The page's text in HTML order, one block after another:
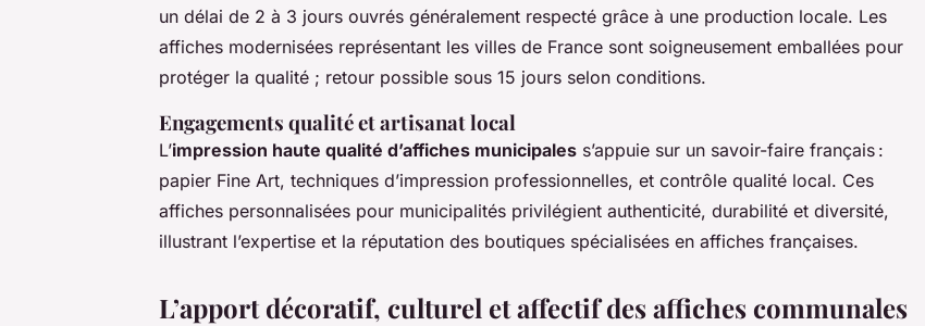
un délai de 2 à 3 jours ouvrés généralement respecté grâce à une production locale. Les
affiches modernisées représentant les villes de France sont soigneusement emballées pour
protéger la qualité ; retour possible sous 15 jours selon conditions.
Engagements qualité et artisanat local
L’impression haute qualité d’affiches municipales s’appuie sur un savoir-faire français :
papier Fine Art, techniques d’impression professionnelles, et contrôle qualité local. Ces
affiches personnalisées pour municipalités privilégient authenticité, durabilité et diversité,
illustrant l’expertise et la réputation des boutiques spécialisées en affiches françaises.
L’apport décoratif, culturel et affectif des affiches communales